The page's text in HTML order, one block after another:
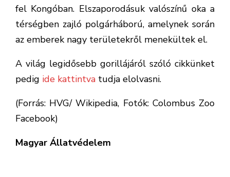
fel Kongóban. Elszaporodásuk valószínű oka a
térségben zajló polgárháború, amelynek során
az emberek nagy területekről menekültek el.
A világ legidősebb gorillájáról szóló cikkünket
pedig ide kattintva tudja elolvasni.
(Forrás: HVG/ Wikipedia, Fotók: Colombus Zoo
Facebook)
Magyar Állatvédelem